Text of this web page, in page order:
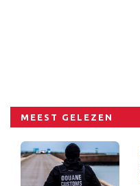
MEEST GELEZEN